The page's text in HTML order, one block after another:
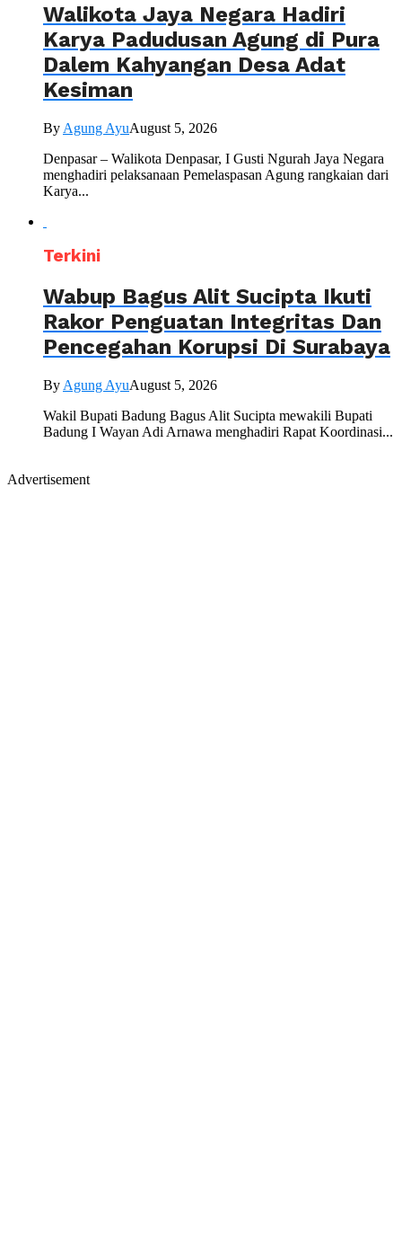
Walikota Jaya Negara Hadiri
Karya Padudusan Agung di Pura
Dalem Kahyangan Desa Adat
Kesiman
By Agung AyuAugust 5, 2026
Denpasar – Walikota Denpasar, I Gusti Ngurah Jaya Negara
menghadiri pelaksanaan Pemelaspasan Agung rangkaian dari
Karya...
Terkini
Wabup Bagus Alit Sucipta Ikuti
Rakor Penguatan Integritas Dan
Pencegahan Korupsi Di Surabaya
By Agung AyuAugust 5, 2026
Wakil Bupati Badung Bagus Alit Sucipta mewakili Bupati
Badung I Wayan Adi Arnawa menghadiri Rapat Koordinasi...
Advertisement